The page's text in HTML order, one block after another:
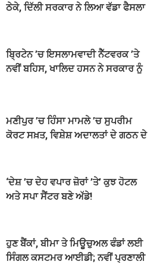
ਠੇਕੇ, ਦਿੱਲੀ ਸਰਕਾਰ ਨੇ ਲਿਆ ਵੱਡਾ ਫੈਸਲਾ
ਬ੍ਰਿਟੇਨ ’ਚ ਇਸਲਾਮਵਾਦੀ ਨੈੱਟਵਰਕ ’ਤੇ
ਨਵੀਂ ਬਹਿਸ, ਖਾਲਿਦ ਹਸਨ ਨੇ ਸਰਕਾਰ ਨੂੰ
ਮਣੀਪੁਰ ’ਚ ਹਿੰਸਾ ਮਾਮਲੇ ’ਚ ਸੁਪਰੀਮ
ਕੋਰਟ ਸਖ਼ਤ, ਵਿਸ਼ੇਸ਼ ਅਦਾਲਤਾਂ ਦੇ ਗਠਨ ਦੇ
‘ਦੇਸ਼ ’ਚ ਦੇਹ ਵਪਾਰ ਜ਼ੋਰਾਂ ’ਤੇ’ ਕੁਝ ਹੋਟਲ
ਅਤੇ ਸਪਾ ਸੈਂਟਰ ਬਣੇ ਅੱਡੇ!
ਹੁਣ ਬੈਂਕਾਂ, ਬੀਮਾ ਤੇ ਮਿਊਚੁਅਲ ਫੰਡਾਂ ਲਈ
ਸਿੰਗਲ ਕਸਟਮਰ ਆਈਡੀ; ਨਵੀਂ ਪ੍ਰਣਾਲੀ